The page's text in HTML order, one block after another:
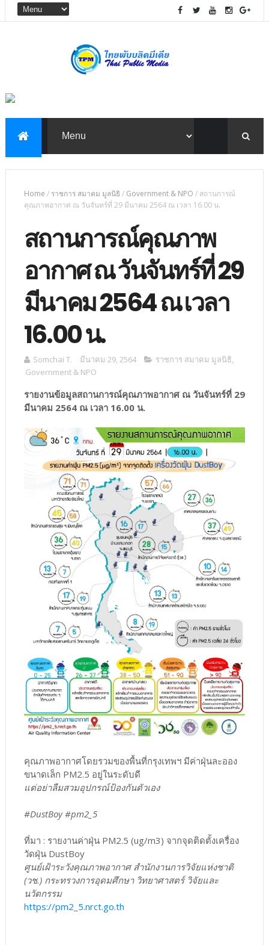
Home / ราชการ สมาคม มูลนิธิ / Government & NPO / สถานการณ์
คุณภาพอากาศ ณ วันจันทร์ที่ 29 มีนาคม 2564 ณ เวลา 16.00 น.
สถานการณ์คุณภาพ
อากาศ ณ วันจันทร์ที่ 29
มีนาคม 2564 ณ เวลา
16.00 น.
Somchai T. มีนาคม 29, 2564 ราชการ สมาคม มูลนิธิ,
Government & NPO
รายงานข้อมูลสถานการณ์คุณภาพอากาศ ณ วันจันทร์ที่ 29
มีนาคม 2564 ณ เวลา 16.00 น.
คุณภาพอากาศโดยรวมของพื้นที่กรุงเทพฯ มีค่าฝุ่นละออง
ขนาดเล็ก PM2.5 อยู่ในระดับดี
แต่อย่าลืมสวมอุปกรณ์ป้องกันตัวเอง
#DustBoy #pm2_5
ที่มา : รายงานค่าฝุ่น PM2.5 (ug/m3) จากจุดติดตั้งเครื่อง
วัดฝุ่น DustBoy
ศูนย์เฝ้าระวังคุณภาพอากาศ สำนักงานการวิจัยแห่งชาติ
(วช.) กระทรวงการอุดมศึกษา วิทยาศาสตร์ วิจัยและ
นวัตกรรม
https://pm2_5.nrct.go.th